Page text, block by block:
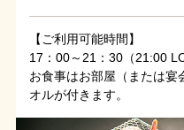
【ご利用可能時間】
17：00～21：30（21:00 LO
お食事はお部屋（または宴
オルが付きます。